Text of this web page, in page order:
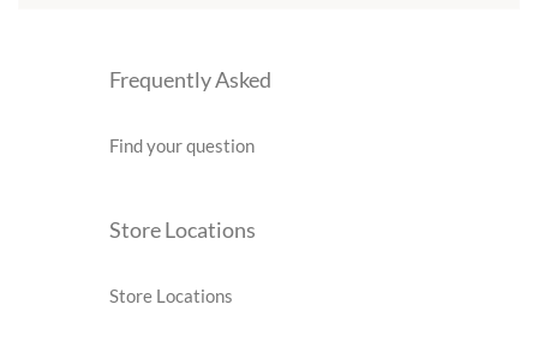
Frequently Asked
Find your question
Store Locations
Store Locations